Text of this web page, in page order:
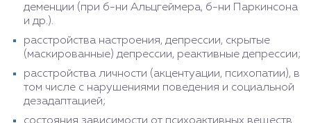
деменции (при б-ни Альцгеймера, б-ни Паркинсона
и др.).
расстройства настроения, депрессии, скрытые
(маскированные) депрессии, реактивные депрессии;
расстройства личности (акцентуации, психопатии), в
том числе с нарушениями поведения и социальной
дезадаптацией;